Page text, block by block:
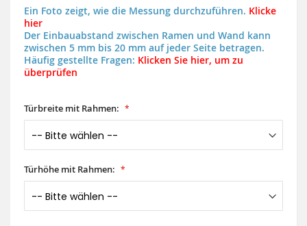
Ein Foto zeigt, wie die Messung durchzuführen. Klicke
hier
Der Einbauabstand zwischen Ramen und Wand kann
zwischen 5 mm bis 20 mm auf jeder Seite betragen.
Häufig gestellte Fragen: Klicken Sie hier, um zu
überprüfen
Türbreite mit Rahmen:
Türhöhe mit Rahmen: